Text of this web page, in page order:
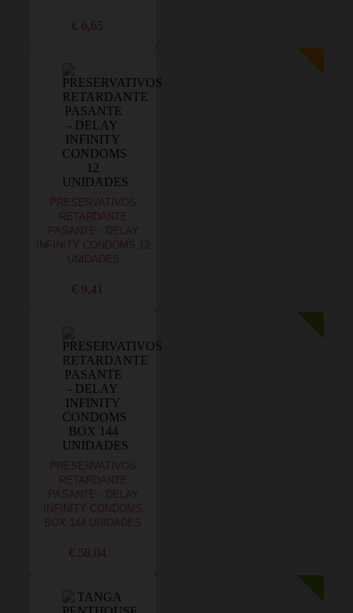
€ 6,65
PRESERVATIVOS
RETARDANTE
PASANTE - DELAY
INFINITY CONDOMS 12
UNIDADES
€ 9,41
PRESERVATIVOS
RETARDANTE
PASANTE - DELAY
INFINITY CONDOMS
BOX 144 UNIDADES
€ 58,04